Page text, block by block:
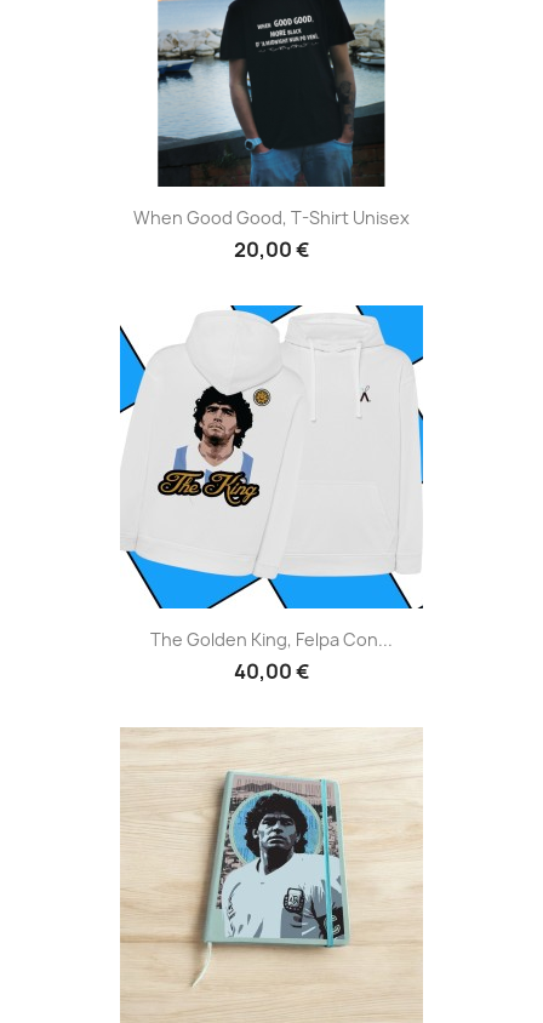
When Good Good, T-Shirt Unisex
20,00 €
The Golden King, Felpa Con...
40,00 €